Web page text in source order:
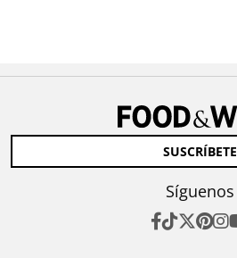
SUSCRÍBETE
Síguenos